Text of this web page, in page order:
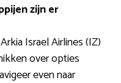
zijn er
Israel Airlines (IZ)
over opties
even naar